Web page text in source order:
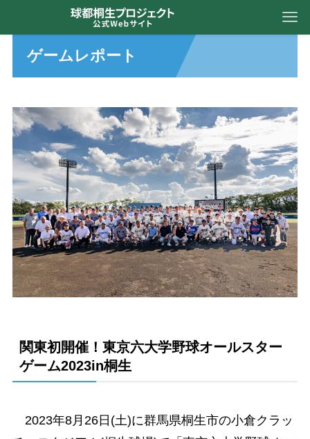
ゲームレポート
関東初開催！東京六大学野球オールスター
ゲーム2023in桐生
2023年8月26日(土)に群馬県桐生市の小倉クラッ